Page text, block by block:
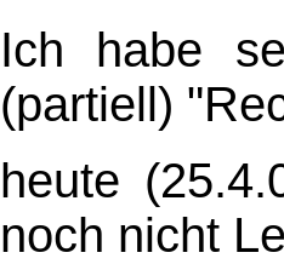
Ich habe
(partiell)
heute
noch nicht